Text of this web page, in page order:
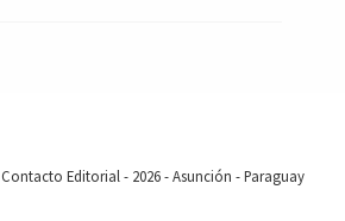
Contacto Editorial - 2026 - Asunción - Paraguay